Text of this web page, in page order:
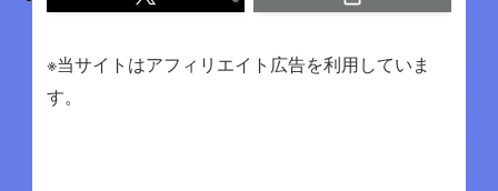
※当サイトはアフィリエイト広告を利用していま
す。